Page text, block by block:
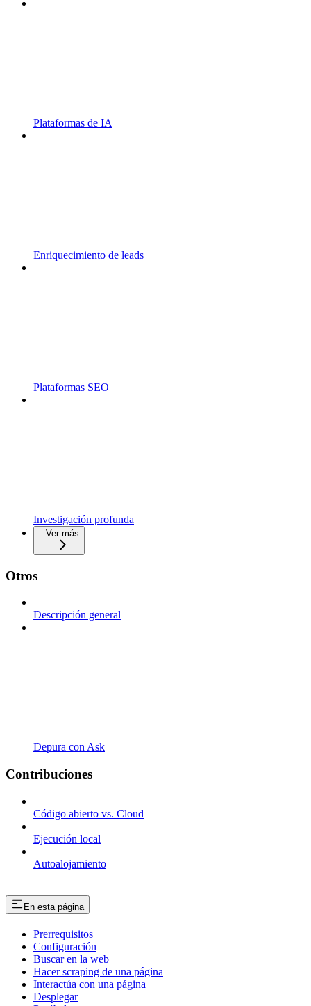
Plataformas de IA
Enriquecimiento de leads
Plataformas SEO
Investigación profunda
Ver más
Otros
Descripción general
Depura con Ask
Contribuciones
Código abierto vs. Cloud
Ejecución local
Autoalojamiento
En esta página
Prerrequisitos
Configuración
Buscar en la web
Hacer scraping de una página
Interactúa con una página
Desplegar